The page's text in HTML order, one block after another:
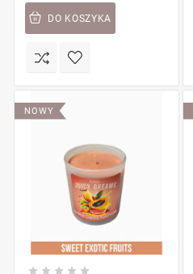
DO KOSZYKA
NOWY
    